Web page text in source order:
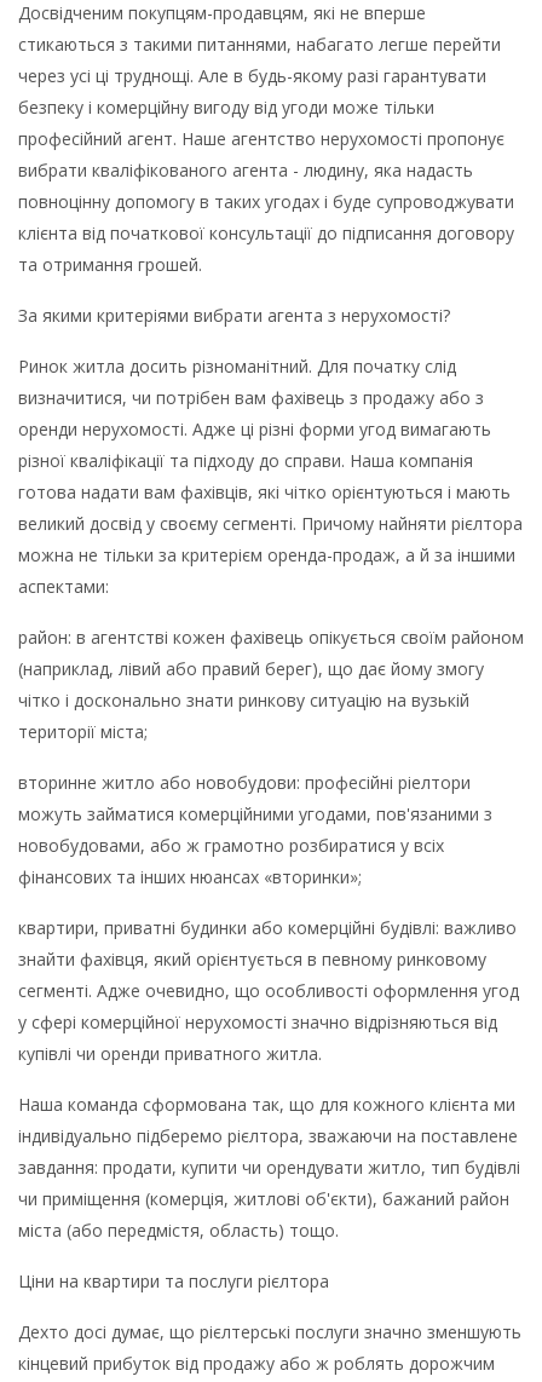
Досвідченим покупцям-продавцям, які не вперше
стикаються з такими питаннями, набагато легше перейти
через усі ці труднощі. Але в будь-якому разі гарантувати
безпеку і комерційну вигоду від угоди може тільки
професійний агент. Наше агентство нерухомості пропонує
вибрати кваліфікованого агента - людину, яка надасть
повноцінну допомогу в таких угодах і буде супроводжувати
клієнта від початкової консультації до підписання договору
та отримання грошей.
За якими критеріями вибрати агента з нерухомості?
Ринок житла досить різноманітний. Для початку слід
визначитися, чи потрібен вам фахівець з продажу або з
оренди нерухомості. Адже ці різні форми угод вимагають
різної кваліфікації та підходу до справи. Наша компанія
готова надати вам фахівців, які чітко орієнтуються і мають
великий досвід у своєму сегменті. Причому найняти рієлтора
можна не тільки за критерієм оренда-продаж, а й за іншими
аспектами:
район: в агентстві кожен фахівець опікується своїм районом
(наприклад, лівий або правий берег), що дає йому змогу
чітко і досконально знати ринкову ситуацію на вузькій
території міста;
вторинне житло або новобудови: професійні ріелтори
можуть займатися комерційними угодами, пов'язаними з
новобудовами, або ж грамотно розбиратися у всіх
фінансових та інших нюансах «вторинки»;
квартири, приватні будинки або комерційні будівлі: важливо
знайти фахівця, який орієнтується в певному ринковому
сегменті. Адже очевидно, що особливості оформлення угод
у сфері комерційної нерухомості значно відрізняються від
купівлі чи оренди приватного житла.
Наша команда сформована так, що для кожного клієнта ми
індивідуально підберемо рієлтора, зважаючи на поставлене
завдання: продати, купити чи орендувати житло, тип будівлі
чи приміщення (комерція, житлові об'єкти), бажаний район
міста (або передмістя, область) тощо.
Ціни на квартири та послуги рієлтора
Дехто досі думає, що рієлтерські послуги значно зменшують
кінцевий прибуток від продажу або ж роблять дорожчим